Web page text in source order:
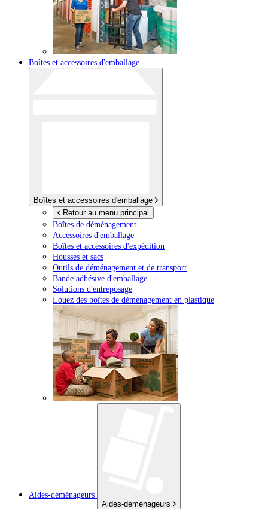
Boîtes et accessoires d'emballage
Boîtes et accessoires d'emballage
Retour au menu principal
Boîtes de déménagement
Accessoires d'emballage
Boîtes et accessoires d'expédition
Housses et sacs
Outils de déménagement et de transport
Bande adhésive d'emballage
Solutions d'entreposage
Louez des boîtes de déménagement en plastique
Aides-déménageurs
Aides-déménageurs